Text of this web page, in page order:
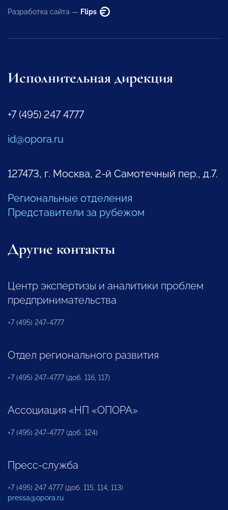
Разработка сайта — Flips
Исполнительная дирекция
+7 (495) 247 4777
id@opora.ru
127473, г. Москва, 2-й Самотечный пер., д.7.
Региональные отделения
Представители за рубежом
Другие контакты
Центр экспертизы и аналитики проблем
предпринимательства
+7 (495) 247-4777
Отдел регионального развития
+7 (495) 247-4777 (доб. 116, 117)
Ассоциация «НП «ОПОРА»
+7 (495) 247-4777 (доб. 124)
Пресс-служба
+7 (495) 247 4777 (доб. 115, 114, 113)
pressa@opora.ru